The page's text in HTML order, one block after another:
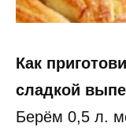
Как
сладкой
Берём 0,5 л.